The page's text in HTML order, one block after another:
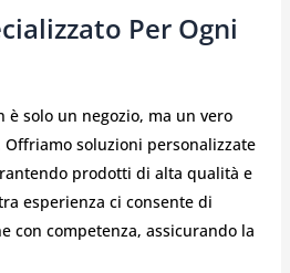
Per Ogni
è solo un negozio, ma un vero
soluzioni personalizzate
prodotti di alta qualità e
esperienza ci consente di
con competenza, assicurando la